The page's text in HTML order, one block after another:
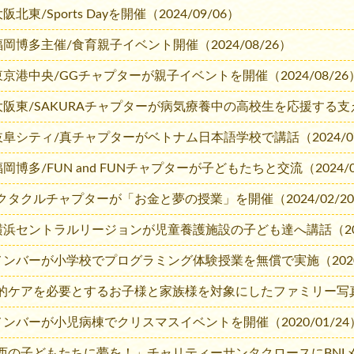
阪北東/Sports Dayを開催（2024/09/06）
岡博多主催/食育親子イベント開催（2024/08/26）
京港中央/GGチャプターが親子イベントを開催（2024/08/26
阪東/SAKURAチャプターが病気療養中の高校生を応援する
阜シティ/真チャプターがベトナム日本語学校で講話（2024/
岡博多/FUN and FUNチャプターが子どもたちと交流（2024/
タクルチャプターが「お金と夢の授業」を開催（2024/02/
浜セントラルリージョンが児童養護施設の子ども達へ講話（
ンバーが小学校でプログラミング体験授業を無償で実施（
ケアを必要とするお子様と家族様を対象にしたファミリー
ンバーが小児病棟でクリスマスイベントを開催（2020/01/24